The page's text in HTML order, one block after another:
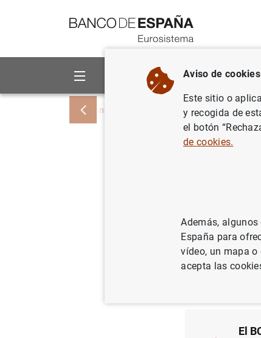
Sobre el Banco Áreas de
Inicio Noticias y eventos Noticias
sobre
09/10/2023
El
Aviso de
Este sitio o
y recogida de
el botón
de cookies.
Además,
España para
vídeo, un mapa
acepta las